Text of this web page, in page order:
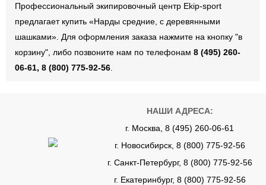
Профессиональный экипировочный центр Ekip-sport
предлагает купить «Нарды средние, с деревянными
шашками». Для оформления заказа нажмите на кнопку "в
корзину", либо позвоните нам по телефонам 8 (495) 260-
06-61, 8 (800) 775-92-56
НАШИ АДРЕСА:
г. Москва, 8 (495) 260-06-61
г. Новосибирск, 8 (800) 775-92-56
г. Санкт-Петербург, 8 (800) 775-92-56
г. Екатеринбург, 8 (800) 775-92-56